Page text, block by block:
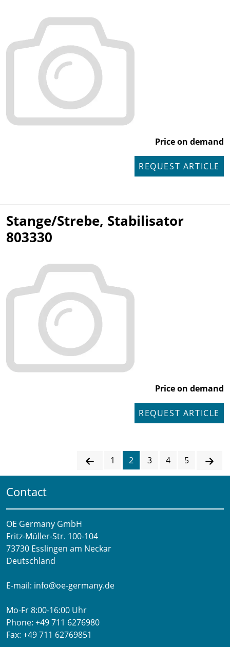
Price on demand
REQUEST ARTICLE
Stange/Strebe, Stabilisator
803330
Price on demand
REQUEST ARTICLE
1 2 3 4 5
Contact
OE Germany GmbH
Fritz-Müller-Str. 100-104​
73730 Esslingen am Neckar​
Deutschland
E-mail: info@oe-germany.de
Mo-Fr 8:00-16:00 Uhr
Phone: +49 711 6276980
Fax: +49 711 62769851